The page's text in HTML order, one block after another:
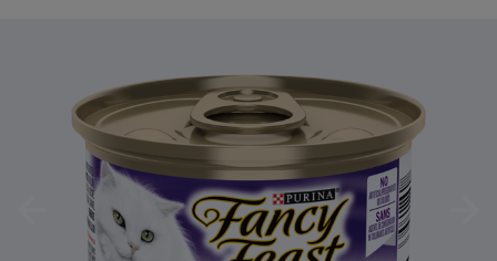
Previous